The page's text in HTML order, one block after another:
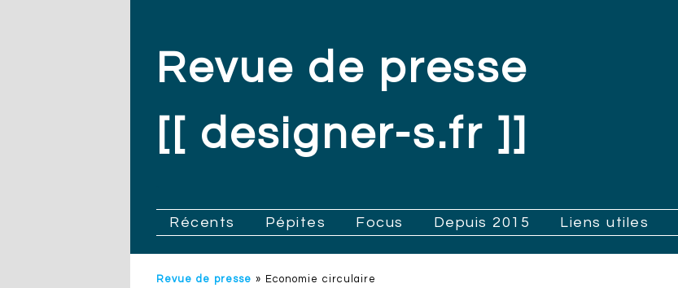
Revue de presse
[[ designer-s.fr ]]
Récents Pépites Focus Depuis 2015 Liens utiles
Revue de presse » Economie circulaire